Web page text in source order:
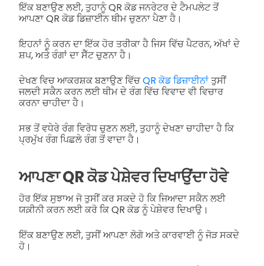
ਇੱਕ ਬਣਾਉਣ ਲਈ, ਤੁਹਾਨੂੰ QR ਕੋਡ ਜਨਰੇਟਰ ਦੇ ਟੈਮਪਲੇਟ ਤੋਂ
ਆਪਣਾ QR ਕੋਡ ਡਿਜ਼ਾਈਨ ਥੀਮ ਚੁਣਨਾ ਪੈਣਾ ਹੈ।
ਇਹਨਾਂ ਨੂੰ ਕਰਨ ਦਾ ਇੱਕ ਹੋਰ ਤਰੀਕਾ ਹੈ ਜਿਸ ਵਿੱਚ ਪੈਟਰਨ, ਅੱਖਾਂ ਦੇ
ਸ਼ਪ, ਅਤੇ ਰੰਗਾਂ ਦਾ ਸੈੱਟ ਚੁਣਨਾ ਹੈ।
ਦੇਖਣ ਵਿਚ ਆਕਰਸ਼ਕ ਬਣਾਉਣ ਵਿੱਚQR ਕੋਡ ਡਿਜ਼ਾਈਨਾਂਤੁਸੀਂ
ਜਲਦੀ ਸਕੈਨ ਕਰਨ ਲਈ ਥੀਮ ਦੇ ਰੰਗ ਵਿੱਚ ਵਿਵਾਦ ਵੀ ਵਿਚਾਰ
ਕਰਨਾ ਚਾਹੀਦਾ ਹੈ।
ਸਭ ਤੋਂ ਵਧੇਰੇ ਰੰਗ ਵਿਰੋਧ ਚੁਣਨ ਲਈ, ਤੁਹਾਨੂੰ ਦੇਖਣਾ ਚਾਹੀਦਾ ਹੈ ਕਿ
ਪ੍ਰਮੁੱਖ ਰੰਗ ਪਿਛਲੇ ਰੰਗ ਤੋਂ ਵਾਦਾ ਹੈ।
ਆਪਣਾ QR ਕੋਡ ਪੇਸ਼ੇਵਰ ਦਿਖਾਉਂਦਾ ਹੋਵੇ
ਹੋਰ ਇੱਕ ਸੁਝਾਅ ਜੋ ਤੁਸੀਂ ਕਰ ਸਕਦੇ ਹੋ ਕਿ ਜਿਆਦਾ ਸਕੈਨ ਲਈ
ਯਕ਼ੀਨੀ ਕਰਨ ਲਈ ਕਰੋ ਕਿ QR ਕੋਡ ਨੂੰ ਪੇਸ਼ੇਵਰ ਦਿਖਾਉ।
ਇੱਕ ਬਣਾਉਣ ਲਈ, ਤੁਸੀਂ ਆਪਣਾ ਲੋਗੋ ਅਤੇ ਕਾਰਵਾਈ ਨੂੰ ਜੋੜ ਸਕਦੇ
ਹੋ।